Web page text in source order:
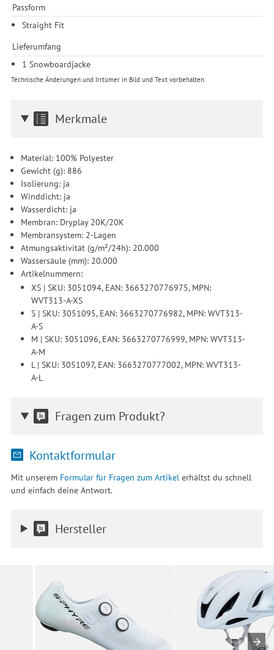
Passform
Straight Fit
Lieferumfang
1 Snowboardjacke
Technische Änderungen und Irrtümer in Bild und Text vorbehalten.
Merkmale
Material: 100% Polyester
Gewicht (g): 886
Isolierung: ja
Winddicht: ja
Wasserdicht: ja
Membran: Dryplay 20K/20K
Membransystem: 2-Lagen
Atmungsaktivität (g/m²/24h): 20.000
Wassersäule (mm): 20.000
Artikelnummern:
XS | SKU: 3051094, EAN: 3663270776975, MPN:
WVT313-A-XS
S | SKU: 3051095, EAN: 3663270776982, MPN: WVT313-
A-S
M | SKU: 3051096, EAN: 3663270776999, MPN: WVT313-
A-M
L | SKU: 3051097, EAN: 3663270777002, MPN: WVT313-
A-L
Fragen zum Produkt?
Kontaktformular
Mit unserem Formular für Fragen zum Artikelerhältst du schnell
und einfach deine Antwort.
Hersteller